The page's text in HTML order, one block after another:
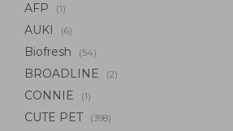
AFP (1)
AUKI (6)
Biofresh (54)
BROADLINE (2)
CONNIE (1)
CUTE PET (398)